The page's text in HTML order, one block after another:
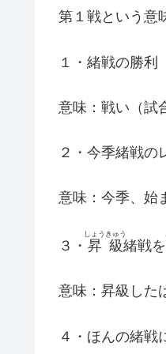
第１戦という意
１・緒戦の勝利
意味：戦い（試
２・今季緒戦の
意味：今季、始
３・ 昇級
しょうきゅう
緒戦
意味：昇級した
４・ほんの緒戦